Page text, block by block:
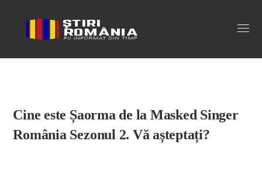
Stiri Romania
Cine este Șaorma de la Masked Singer
România Sezonul 2. Vă așteptați?